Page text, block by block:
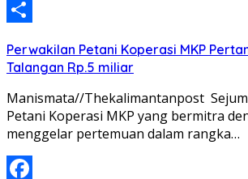
Email
Perwakilan Petani Koperasi MKP
Talangan Rp.5 miliar
Manismata//Thekalimantanpost
Petani Koperasi MKP yang bermitra
menggelar pertemuan dalam rangka…